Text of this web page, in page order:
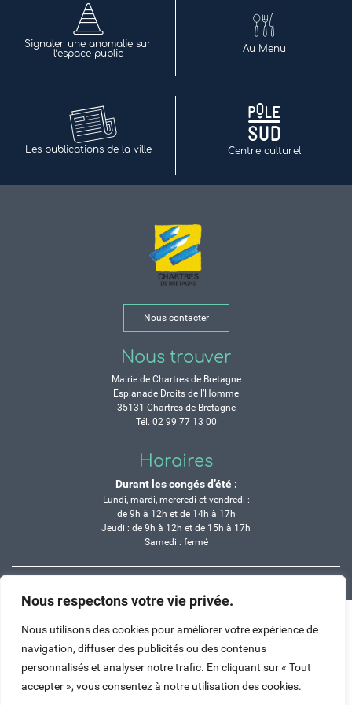
Nous respectons votre vie privée.
Nous utilisons des cookies pour améliorer votre expérience de
navigation, diffuser des publicités ou des contenus
personnalisés et analyser notre trafic. En cliquant sur « Tout
accepter », vous consentez à notre utilisation des cookies.
Signaler une anomalie sur
l’espace public
Au Menu
Les publications de la ville Centre culturel
Nous contacter
Nous trouver
Mairie de Chartres de Bretagne
Esplanade Droits de l’Homme
35131 Chartres-de-Bretagne
Tél. 02 99 77 13 00
Horaires
Durant les congés d’été :
Lundi, mardi, mercredi et vendredi :
de 9h à 12h et de 14h à 17h
Jeudi : de 9h à 12h et de 15h à 17h
Samedi : fermé
Haut de page